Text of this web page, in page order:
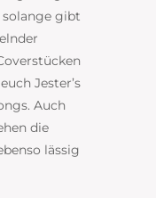
solange gibt
Jester’s
Auch
die
lässig